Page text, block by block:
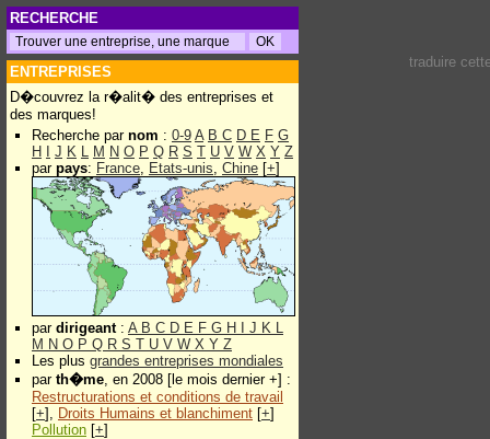
RECHERCHE
ENTREPRISES
D�couvrez la r�alit� des entreprises et
des marques!
Recherche par nom : 0-9 A B C D E F G
H
J K L M N O P Q R S T U V W X Y Z
par pays: France, Etats-unis, Chine [+]
par dirigeant: A B C D E F G H J K L
M N O P Q R S T U V W X Y Z
Les plus grandes entreprises mondiales
par th�me, en 2008 [le mois dernier +] :
Restructurations et conditions de travail
[+], Droits Humains et blanchiment [+]
Pollution [+]
traduire